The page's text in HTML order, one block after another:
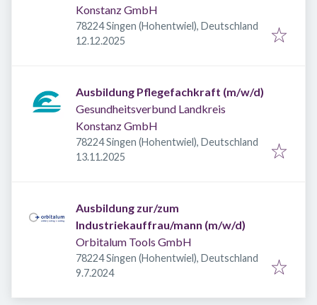
Konstanz GmbH
78224 Singen (Hohentwiel), Deutschland
Veröffentlicht
12.12.2025
Ausbildung Pflegefachkraft (m/w/d)
Gesundheitsverbund Landkreis
Konstanz GmbH
78224 Singen (Hohentwiel), Deutschland
Veröffentlicht
13.11.2025
Ausbildung zur/zum
Industriekauffrau/mann (m/w/d)
Orbitalum Tools GmbH
78224 Singen (Hohentwiel), Deutschland
Veröffentlicht
9.7.2024